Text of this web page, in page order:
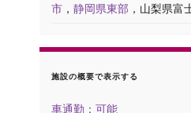
市 ， 静岡県東部 ，山梨県富
施設の概要で表示する
車通勤：可能